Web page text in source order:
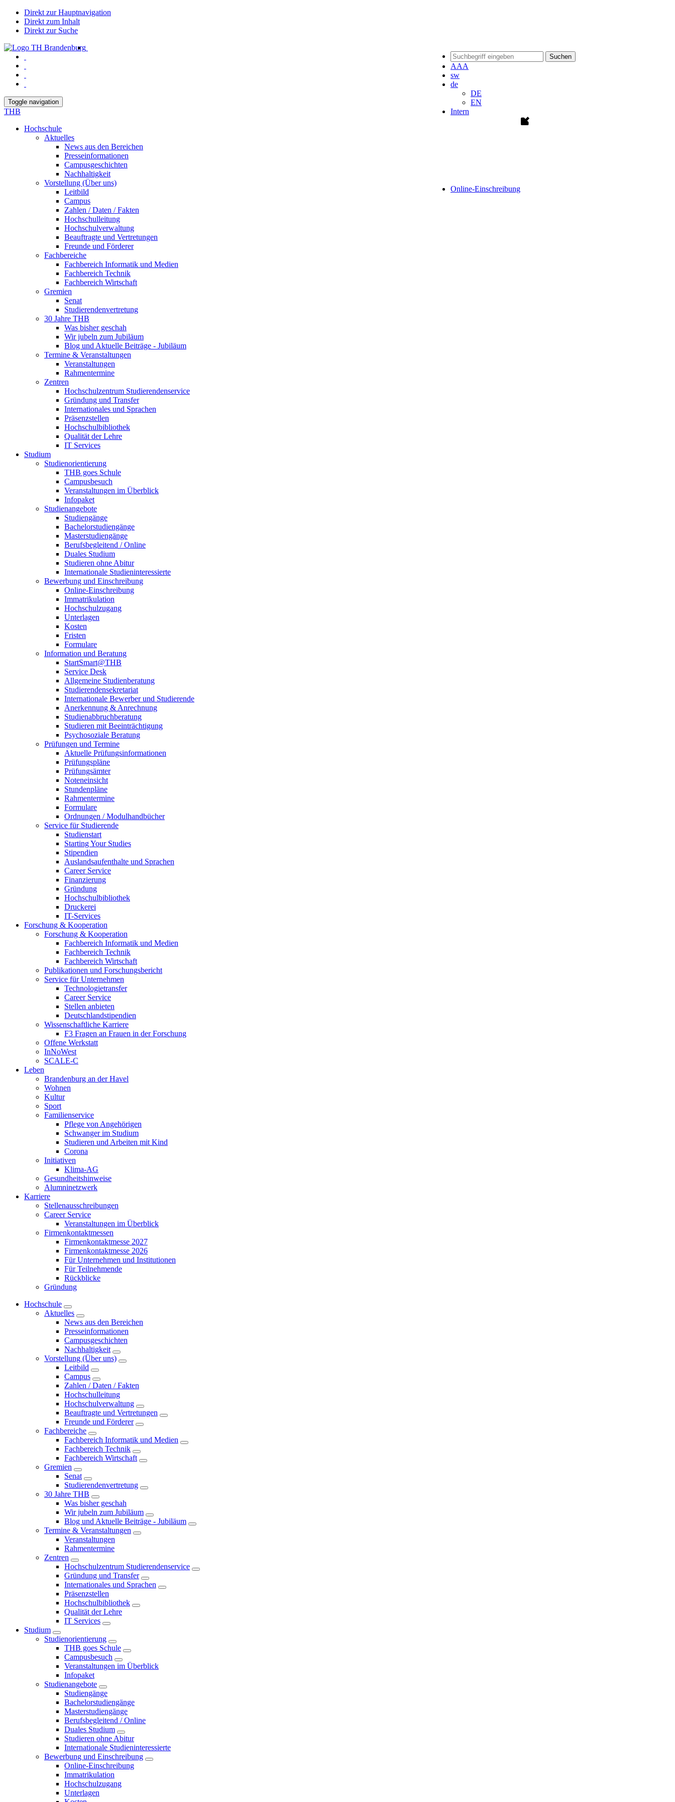
Direkt zur Hauptnavigation
Direkt zum Inhalt
Direkt zur Suche
Suchen
AAA
sw
de
DE
EN
Intern
Online-Einschreibung
Toggle navigation
THB
Hochschule
Aktuelles
News aus den Bereichen
Presseinformationen
Campusgeschichten
Nachhaltigkeit
Vorstellung (Über uns)
Leitbild
Campus
Zahlen / Daten / Fakten
Hochschulleitung
Hochschulverwaltung
Beauftragte und Vertretungen
Freunde und Förderer
Fachbereiche
Fachbereich Informatik und Medien
Fachbereich Technik
Fachbereich Wirtschaft
Gremien
Senat
Studierendenvertretung
30 Jahre THB
Was bisher geschah
Wir jubeln zum Jubiläum
Blog und Aktuelle Beiträge - Jubiläum
Termine & Veranstaltungen
Veranstaltungen
Rahmentermine
Zentren
Hochschulzentrum Studierendenservice
Gründung und Transfer
Internationales und Sprachen
Präsenzstellen
Hochschulbibliothek
Qualität der Lehre
IT Services
Studium
Studienorientierung
THB goes Schule
Campusbesuch
Veranstaltungen im Überblick
Infopaket
Studienangebote
Studiengänge
Bachelorstudiengänge
Masterstudiengänge
Berufsbegleitend / Online
Duales Studium
Studieren ohne Abitur
Internationale Studieninteressierte
Bewerbung und Einschreibung
Online-Einschreibung
Immatrikulation
Hochschulzugang
Unterlagen
Kosten
Fristen
Formulare
Information und Beratung
StartSmart@THB
Service Desk
Allgemeine Studienberatung
Studierendensekretariat
Internationale Bewerber und Studierende
Anerkennung & Anrechnung
Studienabbruchberatung
Studieren mit Beeinträchtigung
Psychosoziale Beratung
Prüfungen und Termine
Aktuelle Prüfungsinformationen
Prüfungspläne
Prüfungsämter
Noteneinsicht
Stundenpläne
Rahmentermine
Formulare
Ordnungen / Modulhandbücher
Service für Studierende
Studienstart
Starting Your Studies
Stipendien
Auslandsaufenthalte und Sprachen
Career Service
Finanzierung
Gründung
Hochschulbibliothek
Druckerei
IT-Services
Forschung & Kooperation
Forschung & Kooperation
Fachbereich Informatik und Medien
Fachbereich Technik
Fachbereich Wirtschaft
Publikationen und Forschungsbericht
Service für Unternehmen
Technologietransfer
Career Service
Stellen anbieten
Deutschlandstipendien
Wissenschaftliche Karriere
F3 Fragen an Frauen in der Forschung
Offene Werkstatt
InNoWest
SCALE-C
Leben
Brandenburg an der Havel
Wohnen
Kultur
Sport
Familienservice
Pflege von Angehörigen
Schwanger im Studium
Studieren und Arbeiten mit Kind
Corona
Initiativen
Klima-AG
Gesundheitshinweise
Alumninetzwerk
Karriere
Stellenausschreibungen
Career Service
Veranstaltungen im Überblick
Firmenkontaktmessen
Firmenkontaktmesse 2027
Firmenkontaktmesse 2026
Für Unternehmen und Institutionen
Für Teilnehmende
Rückblicke
Gründung
Hochschule
Aktuelles
News aus den Bereichen
Presseinformationen
Campusgeschichten
Nachhaltigkeit
Vorstellung (Über uns)
Leitbild
Campus
Zahlen / Daten / Fakten
Hochschulleitung
Hochschulverwaltung
Beauftragte und Vertretungen
Freunde und Förderer
Fachbereiche
Fachbereich Informatik und Medien
Fachbereich Technik
Fachbereich Wirtschaft
Gremien
Senat
Studierendenvertretung
30 Jahre THB
Was bisher geschah
Wir jubeln zum Jubiläum
Blog und Aktuelle Beiträge - Jubiläum
Termine & Veranstaltungen
Veranstaltungen
Rahmentermine
Zentren
Hochschulzentrum Studierendenservice
Gründung und Transfer
Internationales und Sprachen
Präsenzstellen
Hochschulbibliothek
Qualität der Lehre
IT Services
Studium
Studienorientierung
THB goes Schule
Campusbesuch
Veranstaltungen im Überblick
Infopaket
Studienangebote
Studiengänge
Bachelorstudiengänge
Masterstudiengänge
Berufsbegleitend / Online
Duales Studium
Studieren ohne Abitur
Internationale Studieninteressierte
Bewerbung und Einschreibung
Online-Einschreibung
Immatrikulation
Hochschulzugang
Unterlagen